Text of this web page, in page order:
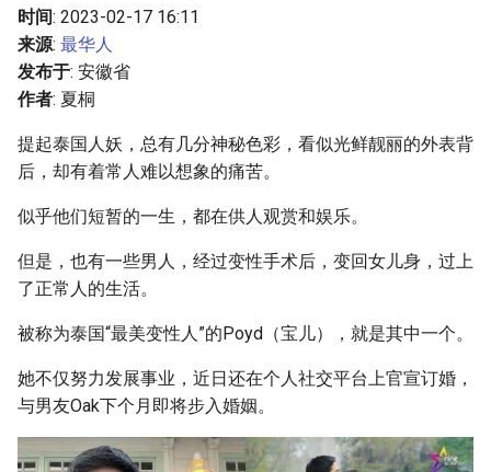
i
z
g
s
a
r
h
时间: 2023-02-17 16:11
来源: 最华人
发布于: 安徽省
作者: 夏桐
提起泰国人妖，总有几分神秘色彩，看似光鲜靓丽的外表背
后，却有着常人难以想象的痛苦。
似乎他们短暂的一生，都在供人观赏和娱乐。
但是，也有一些男人，经过变性手术后，变回女儿身，过上
了正常人的生活。
被称为泰国“最美变性人”的Poyd（宝儿），就是其中一个。
她不仅努力发展事业，近日还在个人社交平台上官宣订婚，
与男友Oak下个月即将步入婚姻。